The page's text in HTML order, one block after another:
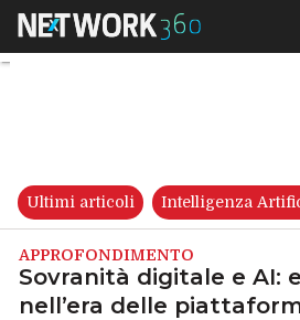
Sovranità
Ultimi articoli Intelligenza
APPROFONDIMENTO
Sovranità digitale e AI:
nell’era delle